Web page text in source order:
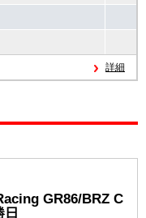
詳細
GR86/BRZ C